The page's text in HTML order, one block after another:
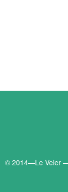
© 2014—Le Veler